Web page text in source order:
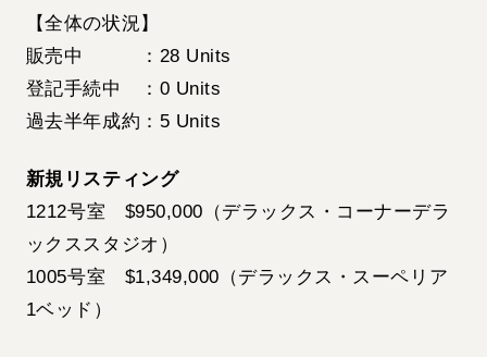
【全体の状況】
販売中 ：28 Units
登記手続中 ：0 Units
過去半年成約：5 Units
新規リスティング
1212号室 $950,000（デラックス・コーナーデラ
ックススタジオ）
1005号室 $1,349,000（デラックス・スーペリア
1ベッド）